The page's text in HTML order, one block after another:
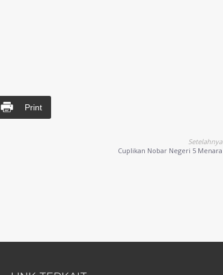
Print
Setelahnya
Cuplikan Nobar Negeri 5 Menara